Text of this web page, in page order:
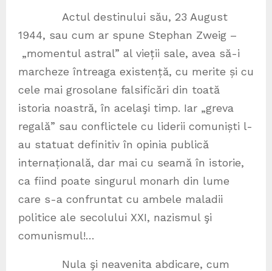
Actul destinului său, 23 August
1944, sau cum ar spune Stephan Zweig –
„momentul astral” al vieții sale, avea să-i
marcheze întreaga existență, cu merite și cu
cele mai grosolane falsificări din toată
istoria noastră, în acelaşi timp. Iar „greva
regală” sau conflictele cu liderii comuniști l-
au statuat definitiv în opinia publică
internațională, dar mai cu seamă în istorie,
ca fiind poate singurul monarh din lume
care s-a confruntat cu ambele maladii
politice ale secolului XXI, nazismul şi
comunismul!…
Nula şi neavenita abdicare, cum